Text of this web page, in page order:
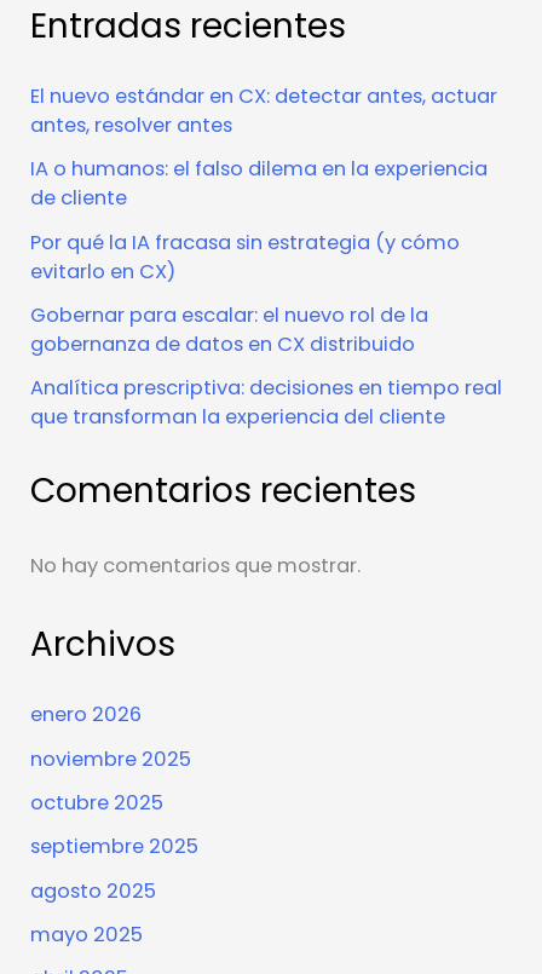
Entradas recientes
El nuevo estándar en CX: detectar antes, actuar
antes, resolver antes
IA o humanos: el falso dilema en la experiencia
de cliente
Por qué la IA fracasa sin estrategia (y cómo
evitarlo en CX)
Gobernar para escalar: el nuevo rol de la
gobernanza de datos en CX distribuido
Analítica prescriptiva: decisiones en tiempo real
que transforman la experiencia del cliente
Comentarios recientes
No hay comentarios que mostrar.
Archivos
enero 2026
noviembre 2025
octubre 2025
septiembre 2025
agosto 2025
mayo 2025